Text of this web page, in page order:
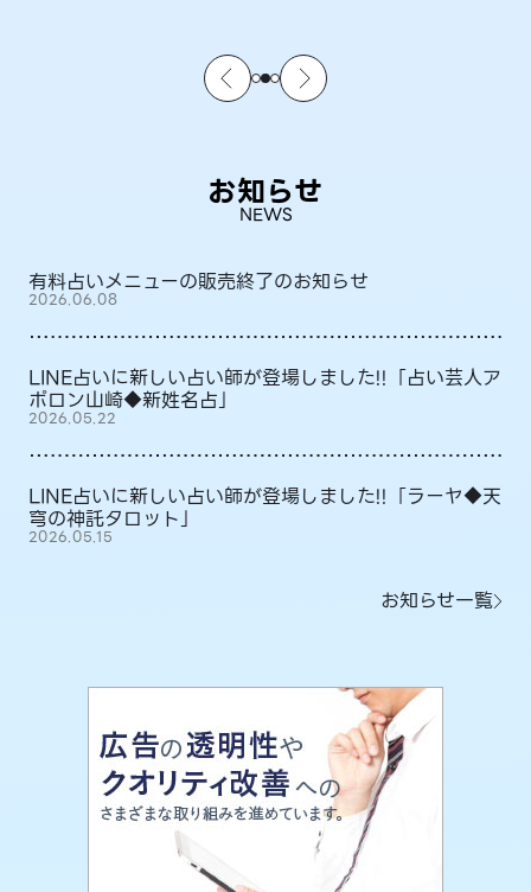
お知らせ
NEWS
有料占いメニューの販売終了のお知らせ
2026.06.08
LINE占いに新しい占い師が登場しました!!「占い芸人ア
ポロン山崎◆新姓名占」
2026.05.22
LINE占いに新しい占い師が登場しました!!「ラーヤ◆天
穹の神託タロット」
2026.05.15
お知らせ一覧